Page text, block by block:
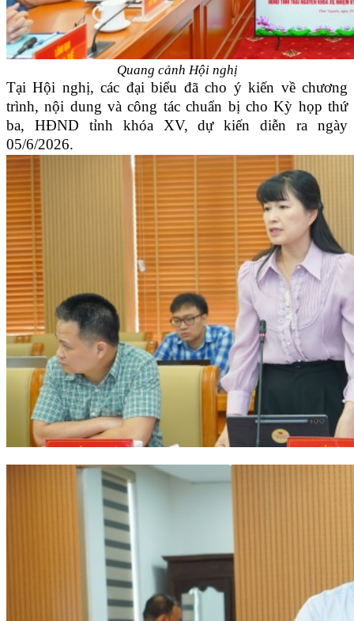
Quang cảnh Hội nghị
Tại Hội nghị, các đại biểu đã cho ý kiến về chương
trình, nội dung và công tác chuẩn bị cho Kỳ họp thứ
ba, HĐND tỉnh khóa XV, dự kiến diễn ra ngày
05/6/2026.